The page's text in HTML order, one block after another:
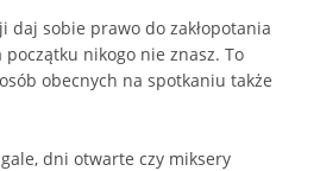
daj sobie prawo do zakłopotania
nikogo nie znasz. To
obecnych na spotkaniu także
dni otwarte czy miksery